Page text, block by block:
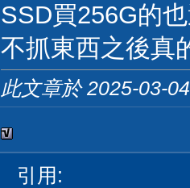
SSD買256G的
不抓東西之後真
此文章於 2025-03-
引用: